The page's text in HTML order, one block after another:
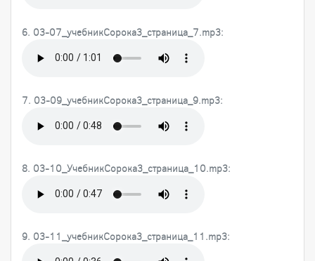
6. 03-07_учебникСорока3_страница_7.mp3:
7. 03-09_учебникСорока3_страница_9.mp3:
8. 03-10_УчебникСорока3_страница_10.mp3:
9. 03-11_учебникСорока3_страница_11.mp3: